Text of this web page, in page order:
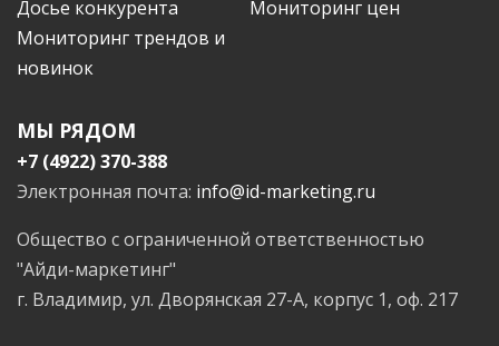
Досье конкурента
Мониторинг цен
Мониторинг трендов и
новинок
МЫ РЯДОМ
+7 (4922) 370-388
Электронная почта: info@id-marketing.ru
Общество с ограниченной ответственностью
"Айди-маркетинг"
г. Владимир, ул. Дворянская 27-А, корпус 1, оф. 217